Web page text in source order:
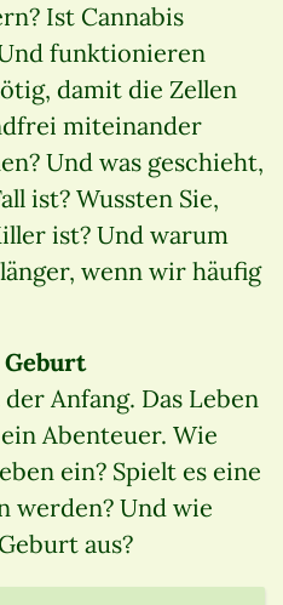
Ist Cannabis
funktionieren
damit die Zellen
miteinander
Und was geschieht,
ist? Wussten Sie,
ist? Und warum
wenn wir häufig
Anfang. Das Leben
Abenteuer. Wie
ein? Spielt es eine
werden? Und wie
aus?